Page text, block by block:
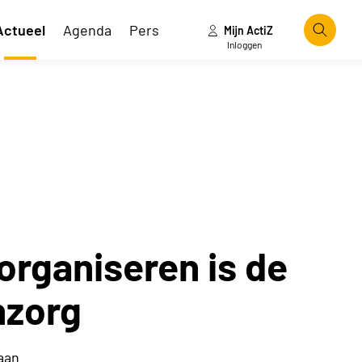
Agenda Pers Mijn ActiZ
Inloggen
is de